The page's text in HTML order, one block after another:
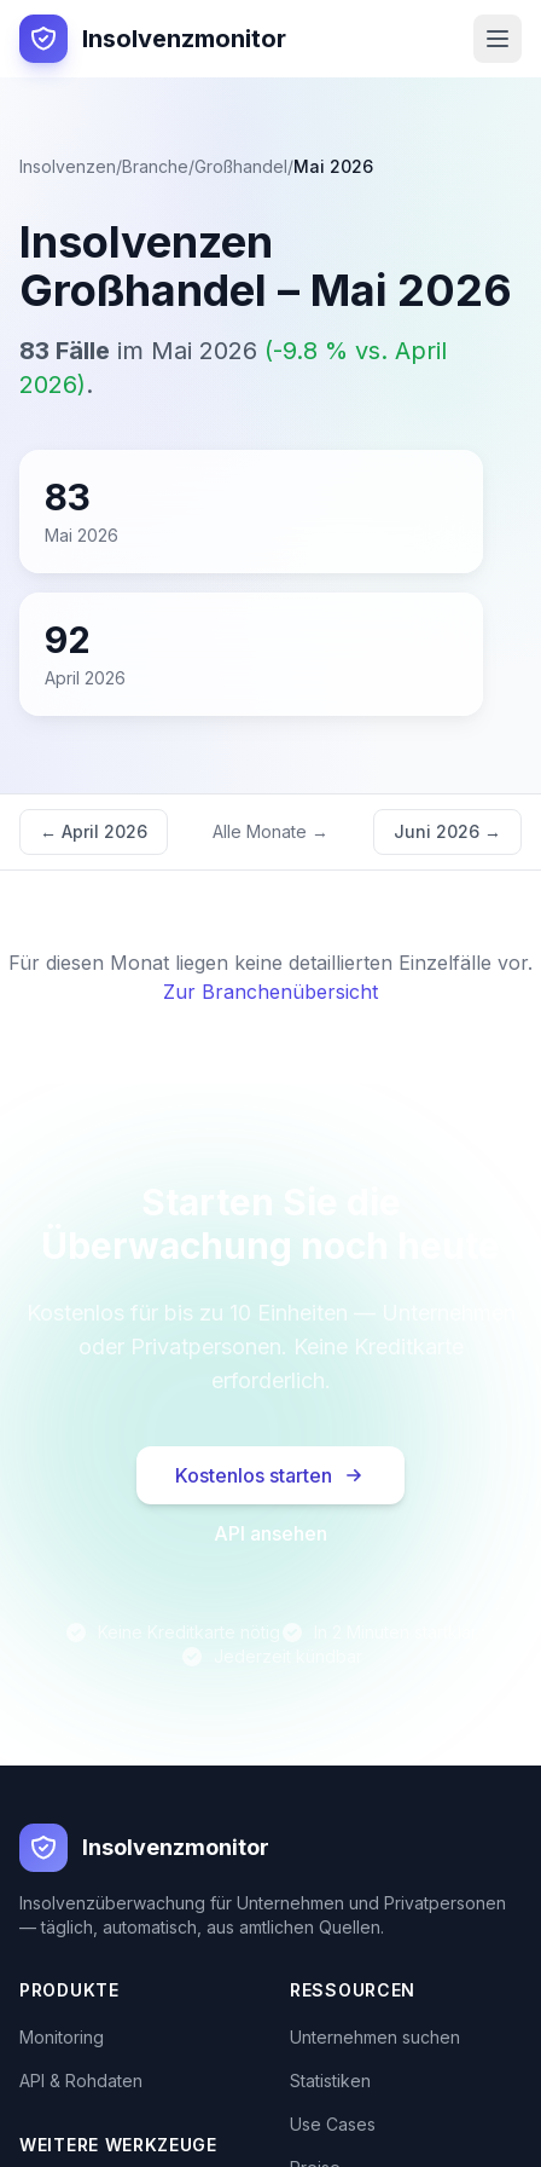
Insolvenzmonitor
Insolvenzen/Branche/Großhandel/Mai 2026
Insolvenzen
Großhandel – Mai 2026
83 Fälle im Mai 2026 (-9.8 % vs. April
2026).
83
Mai 2026
92
April 2026
← April 2026 Alle Monate → Juni 2026 →
Für diesen Monat liegen keine detaillierten Einzelfälle vor.
Zur Branchenübersicht
Überwachung noch heute
Kostenlos für bis zu 10 Einheiten — Unternehmen
oder Privatpersonen. Keine Kreditkarte
erforderlich.
Kostenlos starten
API ansehen
Insolvenzmonitor
Insolvenzüberwachung für Unternehmen und Privatpersonen
— täglich, automatisch, aus amtlichen Quellen.
PRODUKTE
Monitoring
API & Rohdaten
WEITERE WERKZEUGE
RESSOURCEN
Unternehmen suchen
Statistiken
Use Cases